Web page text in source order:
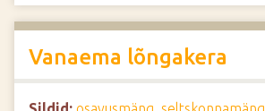
Vanaema lõngakera